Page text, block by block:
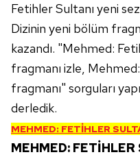
Fetihler Sultanı yeni
Dizinin yeni bölüm
kazandı. "Mehmed:
fragmanı izle,
fragmanı" sorguları
derledik.
MEHMED: FETİHLER
MEHMED: FETİHLER